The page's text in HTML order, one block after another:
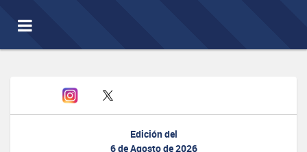
Toggle
navigation
Edición del
6 de Agosto de 2026